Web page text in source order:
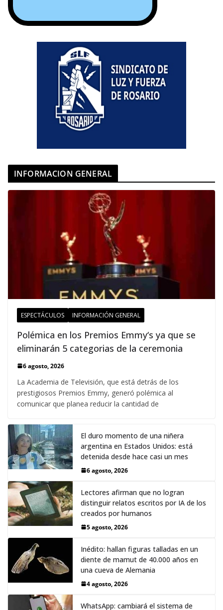
INFORMACION GENERAL
ESPECTÁCULOS INFORMACIÓN GENERAL
Polémica en los Premios Emmy‘s ya que se
eliminarán 5 categorias de la ceremonia
6 agosto, 2026
La Academia de Televisión, que está detrás de los
prestigiosos Premios Emmy, generó polémica al
comunicar que planea reducir la cantidad de
El duro momento de una niñera
argentina en Estados Unidos: está
detenida desde hace casi un mes
6 agosto, 2026
Lectores afirman que no logran
distinguir relatos escritos por IA de los
creados por humanos
5 agosto, 2026
Inédito: hallan figuras talladas en un
diente de mamut de 40.000 años en
una cueva de Alemania
4 agosto, 2026
WhatsApp: cambiará el sistema de